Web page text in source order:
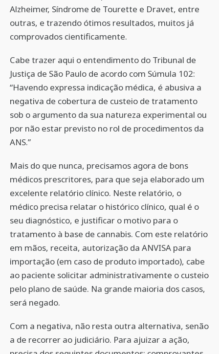
Alzheimer, Síndrome de Tourette e Dravet, entre
outras, e trazendo ótimos resultados, muitos já
comprovados cientificamente.
Cabe trazer aqui o entendimento do Tribunal de
Justiça de São Paulo de acordo com Súmula 102:
“Havendo expressa indicação médica, é abusiva a
negativa de cobertura de custeio de tratamento
sob o argumento da sua natureza experimental ou
por não estar previsto no rol de procedimentos da
ANS.”
Mais do que nunca, precisamos agora de bons
médicos prescritores, para que seja elaborado um
excelente relatório clínico. Neste relatório, o
médico precisa relatar o histórico clínico, qual é o
seu diagnóstico, e justificar o motivo para o
tratamento à base de cannabis. Com este relatório
em mãos, receita, autorização da ANVISA para
importação (em caso de produto importado), cabe
ao paciente solicitar administrativamente o custeio
pelo plano de saúde. Na grande maioria dos casos,
será negado.
Com a negativa, não resta outra alternativa, senão
a de recorrer ao judiciário. Para ajuizar a ação,